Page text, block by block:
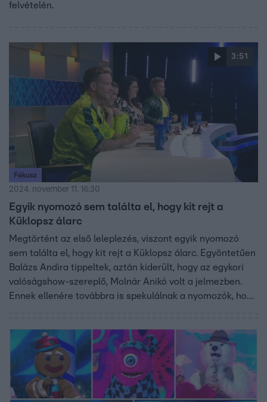
felvételén.
3:51
Fókusz
2024. november 11. 16:30
Egyik nyomozó sem találta el, hogy kit rejt a
Küklopsz álarc
Megtörtént az első leleplezés, viszont egyik nyomozó
sem találta el, hogy kit rejt a Küklopsz álarc. Egyöntetűen
Balázs Andira tippeltek, aztán kiderült, hogy az egykori
valóságshow-szereplő, Molnár Anikó volt a jelmezben.
Ennek ellenére továbbra is spekulálnak a nyomozók, hogy